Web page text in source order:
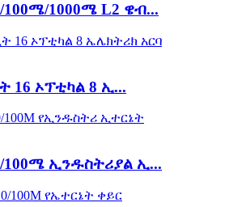
100ሜ/1000ሜ L2 ዌብ...
16 ኦፕቲካል 8 ኢ...
100ሜ ኢንዱስትሪያል ኢ...